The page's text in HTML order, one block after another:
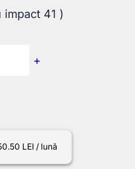
impact 41 )
+
LEI / lună